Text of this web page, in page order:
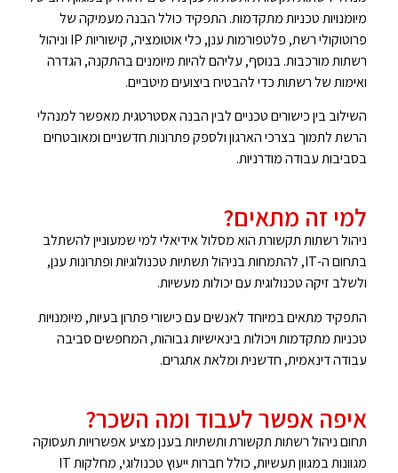
מיומנויות טכניות מתקדמות. התפקיד כולל הבנה מעמיקה של
פרוטוקולי רשת, פלטפורמות ענן, כלי אוטומציה, קישוריות IP וניהול
רשתות מורכבות. בנוסף, עליהם להיות מיומנים בהתקנה, הגדרה
ואימות של רשתות כדי להבטיח ביצועים מיטביים.
השילוב בין כישורים טכניים לבין הבנה אסטרטגית מאפשר למנהלי
הרשת לתמוך בצרכי הארגון ולספק פתרונות חדשניים ומאובטחים
בסביבות עבודה מודרניות.
למי זה מתאים?
ניהול רשתות תקשורת הוא מסלול אידיאלי למי שמעוניין להשתלב
בתחום ה-IT, להתמחות בניהול תשתיות טכנולוגיות ופתרונות ענן,
ולשלב זיקה טכנולוגית עם יכולות מעשיות.
התפקיד מתאים במיוחד לאנשים עם כישורי פתרון בעיות, מיומנויות
טכניות מתקדמות ויכולות בינאישיות גבוהות, המחפשים סביבה
עבודה דינאמית, חדשנית ומלאת אתגרים.
איפה אפשר לעבוד ומה השכר?
תחום ניהול רשתות תקשורת ותשתיות בענן מציע אפשרויות תעסוקה
מגוונות במגוון תעשיות, כולל חברות ייעוץ טכנולוגי, מחלקות IT